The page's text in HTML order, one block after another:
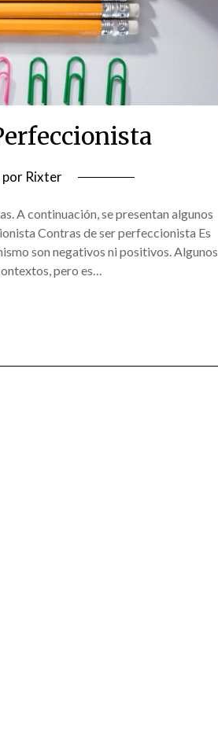
por Rixter
A continuación, se presentan algunos
Contras de ser perfeccionista Es
son negativos ni positivos. Algunos
pero es…